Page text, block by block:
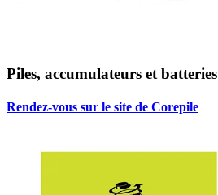
Piles, accumulateurs et batteries
Rendez-vous sur le site de Corepile